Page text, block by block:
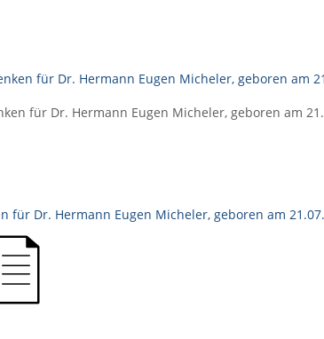
für Dr. Hermann Eugen Micheler, geboren am